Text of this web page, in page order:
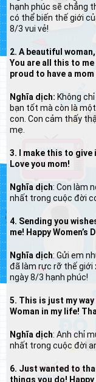
hạnh phúc sẽ chẳng
có thể biến thế giới
8/3 vui vẻ!
2. A beautiful
You are all this to
proud to have a
Nghĩa dịch: Không
bạn tốt mà còn là
con. Con cảm thấy
mẹ.
3. I make this to
Love you mom!
Nghĩa dịch: Con làm
nhất trong cuộc đời
4. Sending you
me! Happy Women’s
Nghĩa dịch: Gửi em
đã làm rực rỡ thế giới
ngày 8/3 hạnh phúc!
5. This is just my
Woman in my life!
Nghĩa dịch: Anh chỉ
nhất trong cuộc đời
6. Just wanted to
things you do! Happy